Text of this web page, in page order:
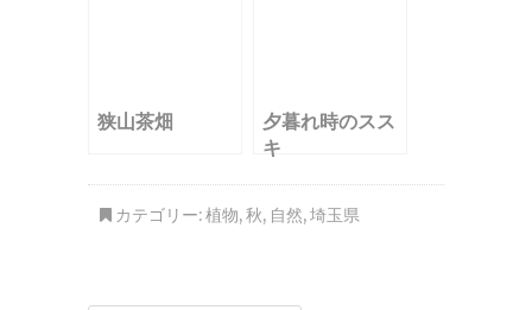
狭山茶畑
夕暮れ時のスス
キ
カテゴリー:植物,秋, 自然,埼玉県